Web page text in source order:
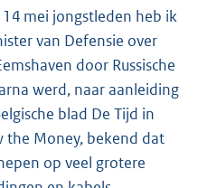
mei jongstleden heb ik
van Defensie over
door Russische
werd, naar aanleiding
blad De Tijd in
the Money, bekend dat
op veel grotere